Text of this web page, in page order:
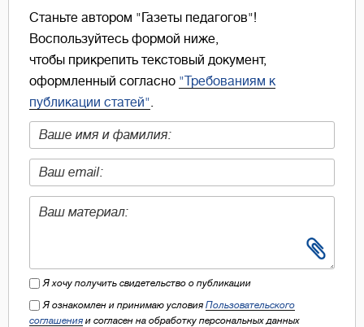
Станьте автором "Газеты педагогов"!
Воспользуйтесь формой ниже,
чтобы прикрепить текстовый документ,
оформленный согласно "Требованиям к
публикации статей"
Я хочу получить свидетельство о публикации
Я ознакомлен и принимаю условия Пользовательского
соглашения и согласен на обработку персональных данных